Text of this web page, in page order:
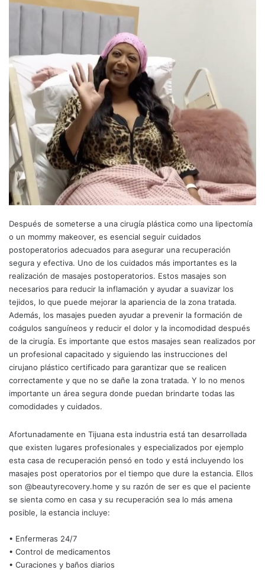
Después de someterse a una cirugía plástica como una lipectomía
o un mommy makeover, es esencial seguir cuidados
postoperatorios adecuados para asegurar una recuperación
segura y efectiva. Uno de los cuidados más importantes es la
realización de masajes postoperatorios. Estos masajes son
necesarios para reducir la inflamación y ayudar a suavizar los
tejidos, lo que puede mejorar la apariencia de la zona tratada.
Además, los masajes pueden ayudar a prevenir la formación de
coágulos sanguíneos y reducir el dolor y la incomodidad después
de la cirugía. Es importante que estos masajes sean realizados por
un profesional capacitado y siguiendo las instrucciones del
cirujano plástico certificado para garantizar que se realicen
correctamente y que no se dañe la zona tratada. Y lo no menos
importante un área segura donde puedan brindarte todas las
comodidades y cuidados.
Afortunadamente en Tijuana esta industria está tan desarrollada
que existen lugares profesionales y especializados por ejemplo
esta casa de recuperación pensó en todo y está incluyendo los
masajes post operatorios por el tiempo que dure la estancia. Ellos
son @beautyrecovery.home y su razón de ser es que el paciente
se sienta como en casa y su recuperación sea lo más amena
posible, la estancia incluye:
• Enfermeras 24/7
• Control de medicamentos
• Curaciones y baños diarios